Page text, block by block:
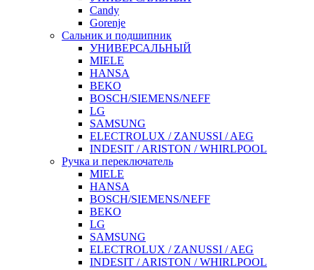
Candy
Gorenje
Сальник и подшипник
УНИВЕРСАЛЬНЫЙ
MIELE
HANSA
BEKO
BOSCH/SIEMENS/NEFF
LG
SAMSUNG
ELECTROLUX / ZANUSSI / AEG
INDESIT / ARISTON / WHIRLPOOL
Ручка и переключатель
MIELE
HANSA
BOSCH/SIEMENS/NEFF
BEKO
LG
SAMSUNG
ELECTROLUX / ZANUSSI / AEG
INDESIT / ARISTON / WHIRLPOOL